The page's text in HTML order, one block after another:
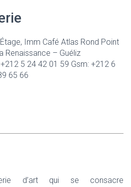
Imm Café Atlas Rond Point
Renaissance – Guéliz
5 24 42 01 59 Gsm: +212 6
65 66
d’art qui se consacre